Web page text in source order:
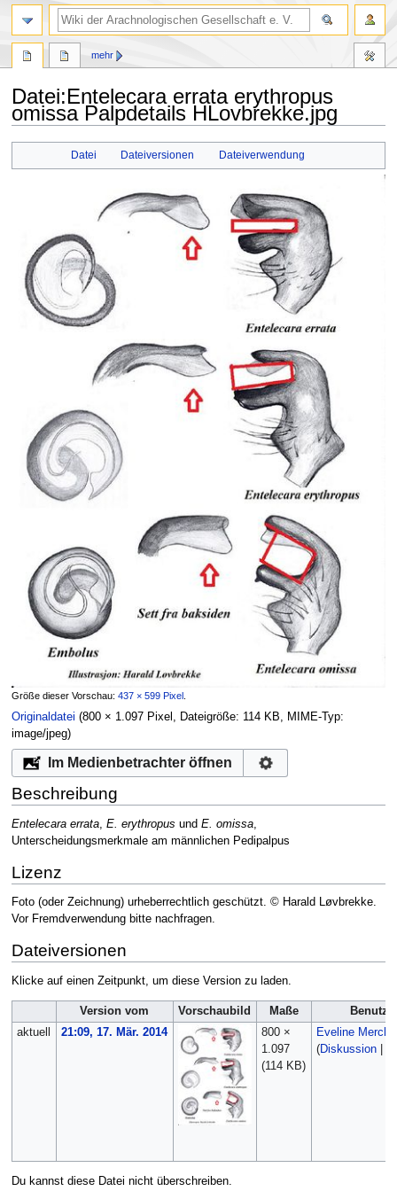
Datei:Entelecara errata erythropus
omissa Palpdetails HLovbrekke.jpg
Datei Dateiversionen Dateiverwendung
Größe dieser Vorschau: 437 × 599 Pixel.
Originaldatei (800 × 1.097 Pixel, Dateigröße: 114 KB, MIME-Typ:
image/jpeg)
Im Medienbetrachter öffnen
Beschreibung
Entelecara errata, E. erythropus und E. omissa,
Unterscheidungsmerkmale am männlichen Pedipalpus
Lizenz
Foto (oder Zeichnung) urheberrechtlich geschützt. © Harald Løvbrekke.
Vor Fremdverwendung bitte nachfragen.
Dateiversionen
Klicke auf einen Zeitpunkt, um diese Version zu laden.
Version vom Vorschaubild Maße
aktuell
21:09, 17. Mär. 2014
800 ×
1.097
(114 KB)
Eveline
(Diskussion|
Du kannst diese Datei nicht überschreiben.
mehr